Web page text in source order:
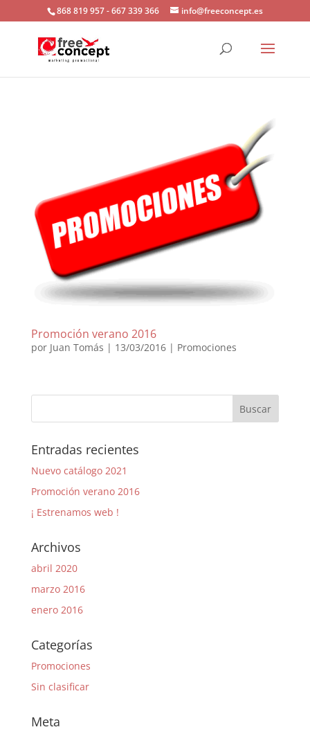
868 819 957 - 667 339 366 info@freeconcept.es
Promoción verano 2016
por Juan Tomás | 13/03/2016| Promociones
Entradas recientes
Nuevo catálogo 2021
Promoción verano 2016
¡ Estrenamos web !
Archivos
abril 2020
marzo 2016
enero 2016
Categorías
Promociones
Sin clasificar
Meta